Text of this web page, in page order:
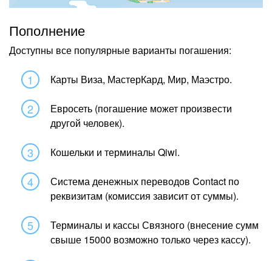
Пополнение
Доступны все популярные варианты погашения:
Карты Виза, МастерКард, Мир, Маэстро.
Евросеть (погашение может произвести
другой человек).
Кошельки и терминалы Qiwi.
Система денежных переводов Contact по
реквизитам (комиссия зависит от суммы).
Терминалы и кассы Связного (внесение сумм
свыше 15000 возможно только через кассу).